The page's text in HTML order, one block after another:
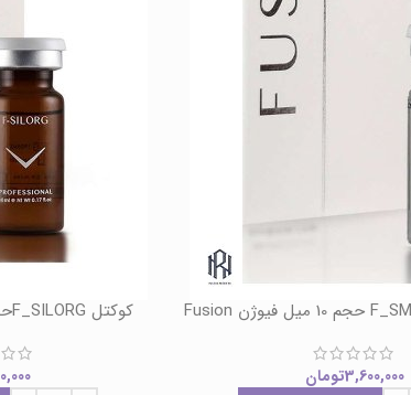
3,600,000تومان
کوکتل F_SILORGحجم 10 میل فیوژن Fusion